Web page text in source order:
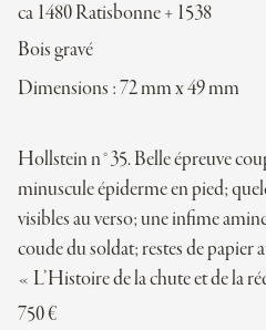
ca 1480 Ratisbonne + 1538
Bois gravé
Dimensions : 72 mm x 49 mm
Hollstein n°35. Belle épreuve
minuscule épiderme en pied;
visibles au verso; une infime
coude du soldat; restes de papier
« L’Histoire de la chute et de la
750€